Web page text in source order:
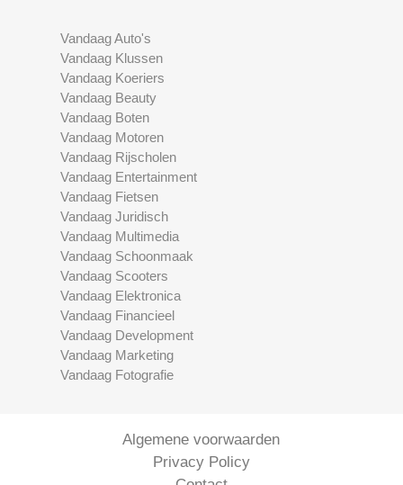
Vandaag Auto's
Vandaag Klussen
Vandaag Koeriers
Vandaag Beauty
Vandaag Boten
Vandaag Motoren
Vandaag Rijscholen
Vandaag Entertainment
Vandaag Fietsen
Vandaag Juridisch
Vandaag Multimedia
Vandaag Schoonmaak
Vandaag Scooters
Vandaag Elektronica
Vandaag Financieel
Vandaag Development
Vandaag Marketing
Vandaag Fotografie
Algemene voorwaarden
Privacy Policy